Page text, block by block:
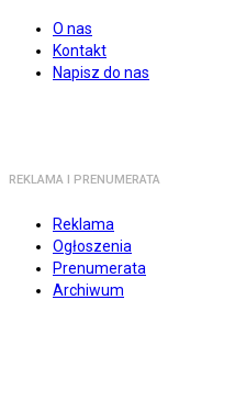
O nas
Kontakt
Napisz do nas
REKLAMA I PRENUMERATA
Reklama
Ogłoszenia
Prenumerata
Archiwum